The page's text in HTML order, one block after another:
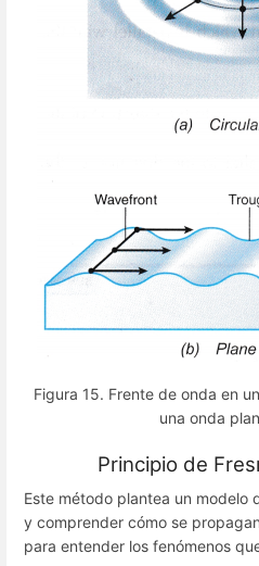
Figura 15. Frente de onda en
una onda
Principio de
Este método plantea un modelo
y comprender cómo se
para entender los fenómenos